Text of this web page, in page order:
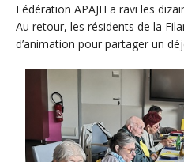
Fédération APAJH a ravi les
Au retour, les résidents de la
d’animation pour partager un